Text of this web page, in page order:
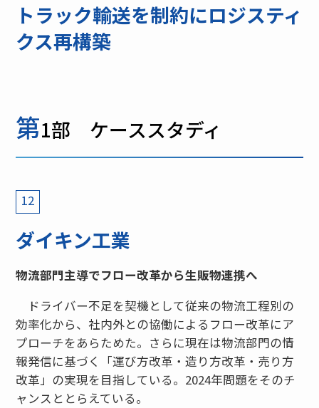
トラック輸送を制約にロジスティ
クス再構築
第1部 ケーススタディ
12
ダイキン工業
物流部門主導でフロー改革から生販物連携へ
ドライバー不足を契機として従来の物流工程別の
効率化から、社内外との協働によるフロー改革にア
プローチをあらためた。さらに現在は物流部門の情
報発信に基づく「運び方改革・造り方改革・売り方
改革」の実現を目指している。2024年問題をそのチ
ャンスととらえている。